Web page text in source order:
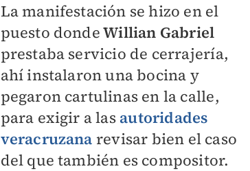
La manifestación se hizo en el
puesto dondeWillian Gabriel
prestaba servicio de cerrajería,
ahí instalaron una bocina y
pegaron cartulinas en la calle,
para exigir a las autoridades
veracruzana revisar bien el caso
del que también es compositor.